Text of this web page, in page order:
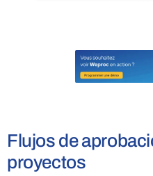
Flujos de
proyectos